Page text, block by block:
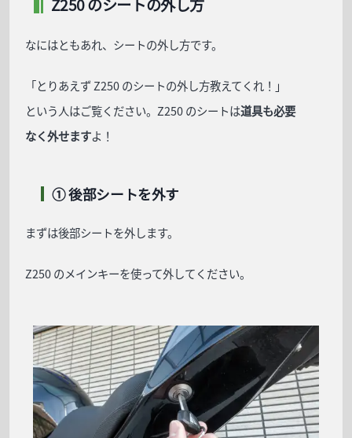
Z250 のシートの外し方
なにはともあれ、シートの外し方です。
「とりあえず Z250 のシートの外し方教えてくれ！」
という人はご覧ください。Z250 のシートは道具も必要
なく外せますよ！
① 後部シートを外す
まずは後部シートを外します。
Z250 のメインキーを使って外してください。